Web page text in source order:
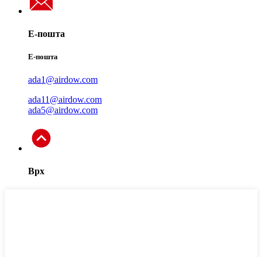
Е-пошта
Е-пошта
ada1@airdow.com
ada11@airdow.com
ada5@airdow.com
Врх